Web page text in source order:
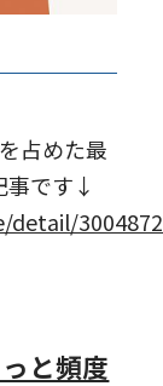
占めた最
事です↓
detail/
と頻度